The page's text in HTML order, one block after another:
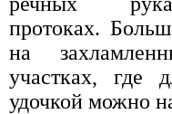
протоках.
на
участках, где
удочкой можно